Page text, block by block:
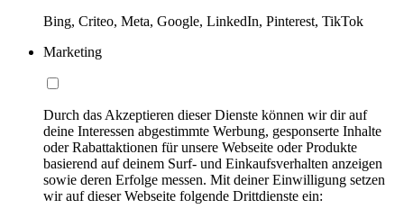
Bing, Criteo, Meta, Google, LinkedIn, Pinterest, TikTok
Marketing
Durch das Akzeptieren dieser Dienste können wir dir auf
deine Interessen abgestimmte Werbung, gesponserte Inhalte
oder Rabattaktionen für unsere Webseite oder Produkte
basierend auf deinem Surf- und Einkaufsverhalten anzeigen
sowie deren Erfolge messen. Mit deiner Einwilligung setzen
wir auf dieser Webseite folgende Drittdienste ein: